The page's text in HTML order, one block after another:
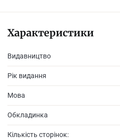
- Влучні вислови про Україну, які
Характеристики
Видавництво
Рік видання
Мова
Обкладинка
Кількість сторінок: